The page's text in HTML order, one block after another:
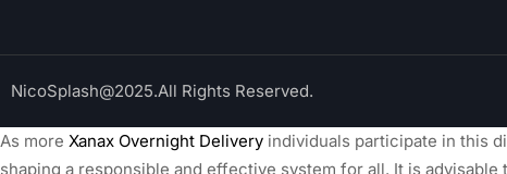
NicoSplash@2025.All Rights Reserved.
As more Xanax Overnight Delivery individuals participate in this
shaping a responsible and effective system for all. It is